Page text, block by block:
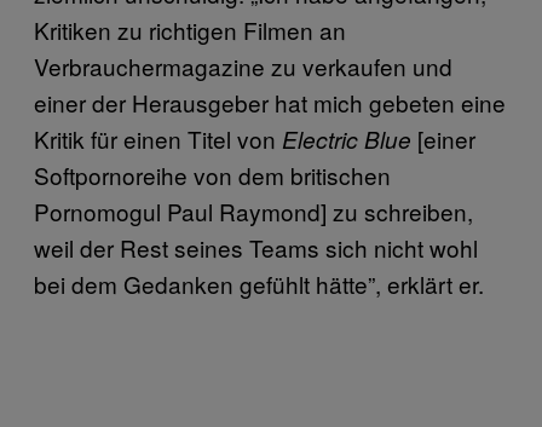
Kritiken zu richtigen Filmen an
Verbrauchermagazine zu verkaufen und
einer der Herausgeber hat mich gebeten eine
Kritik für einen Titel von Electric Blue [einer
Softpornoreihe von dem britischen
Pornomogul Paul Raymond] zu schreiben,
weil der Rest seines Teams sich nicht wohl
bei dem Gedanken gefühlt hätte”, erklärt er.